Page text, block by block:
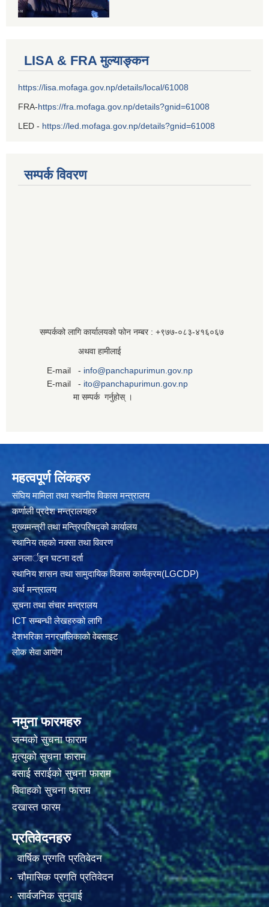
LISA & FRA मुल्याङ्कन
https://lisa.mofaga.gov.np/details/local/61008
FRA-https://fra.mofaga.gov.np/details?gnid=61008
LED - https://led.mofaga.gov.np/details?gnid=61008
सम्पर्क विवरण
सम्पर्कको लागि कार्यालयको फोन नम्बर : +९७७-०८३‍-४१६०६७
अथवा हामीलाई
E-mail - info@panchapurimun.gov.np
E-mail - ito@panchapurimun.gov.np
मा सम्पर्क गर्नुहोस् ।
महत्वपूर्ण लिंकहरु
संघिय मामिला तथा स्थानीय विकास मन्त्रालय
कर्णाली प्रदेश मन्त्रालयहरु
मुख्यमन्त्री तथा मन्त्रिपरिषद्को कार्यालय
स्थानिय तहकाे नक्सा तथा विवरण
अनलार्इन घटना दर्ता
स्थानिय शासन तथा सामुदायिक विकास कार्यक्रम(LGCDP)
अर्थ मन्त्रालय
सूचना तथा संचार मन्त्रालय
ICT सम्बन्धी लेखहरुको लागि
देशभरिका नगरपालिकाको वेबसाइट
लोक सेवा आयोग
नमुना फारमहरु
जन्मको सुचना फाराम
मृत्युको सुचना फाराम
बसाई सराईको सुचना फाराम
विवाहको सुचना फाराम
दखास्त फारम
प्रतिवेदनहरु
वार्षिक प्रगति प्रतिवेदन
चौमासिक प्रगति प्रतिवेदन
सार्वजनिक सुनुवाई